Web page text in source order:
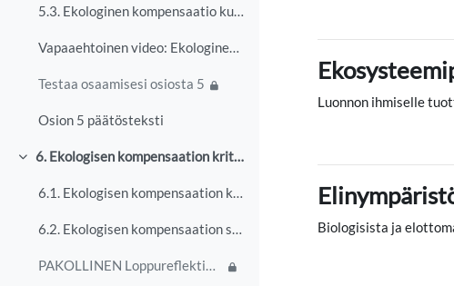
5.3. Ekologinen kompensaatio kunnissa ja kaupungeissa
Vapaaehtoinen video: Ekologinen kompensaatio luvituksessa - aiheuttaja maksaa vai lupa tuhota?
Testaa osaamisesi osiosta 5
Osion 5 päätösteksti
Tiivistä
6. Ekologisen kompensaation kritiikit ja sosiaalinen hyväksyttävyys
6.1. Ekologisen kompensaation kritiikit
6.2. Ekologisen kompensaation sosiaalinen hyväksyttävyys
PAKOLLINEN Loppureflektio/keskustelu
Luonnon ihmiselle
Biologisista ja